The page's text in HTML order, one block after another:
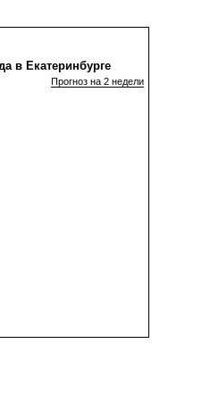
в Екатеринбурге
Прогноз на 2 недели